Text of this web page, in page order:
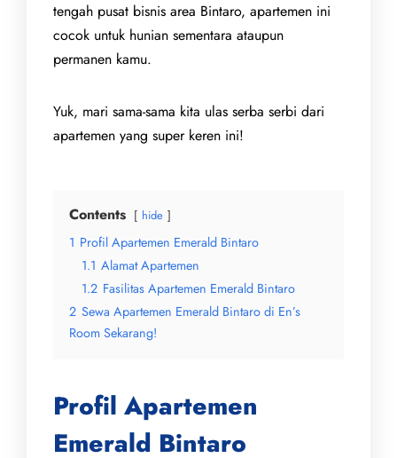
tengah pusat bisnis area Bintaro, apartemen ini
cocok untuk hunian sementara ataupun
permanen kamu.
Yuk, mari sama-sama kita ulas serba serbi dari
apartemen yang super keren ini!
Contents hide
1 Profil Apartemen Emerald Bintaro
1.1 Alamat Apartemen
1.2 Fasilitas Apartemen Emerald Bintaro
2 Sewa Apartemen Emerald Bintaro di En’s
Room Sekarang!
Profil Apartemen
Emerald Bintaro